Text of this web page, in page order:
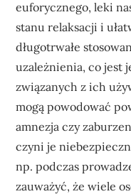
euforycznego, leki
stanu relaksacji i
długotrwałe
uzależnienia, co jest
związanych z ich
mogą powodować
amnezja czy
czyni je
np. podczas
zauważyć, że wiele